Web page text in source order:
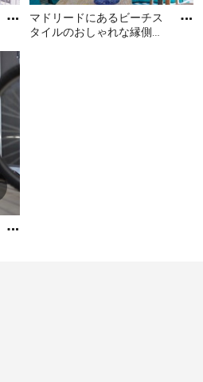
があるわけではないので、日
側 (濡れ縁)」、洋風の部屋や
」と考えてもいいでしょう。
デメリット
に住宅に取り込むことができ
つなげて広がりや一体感を醸
部屋の外側に縁側があると、
て部屋に直射日光が入るのを
とができます。逆に冬には、
良いくつろぎのスペースにな
で、風を感じたり季節の移り
ます。
)
マドリードにあるビーチス
タイルのおしゃれな縁側・